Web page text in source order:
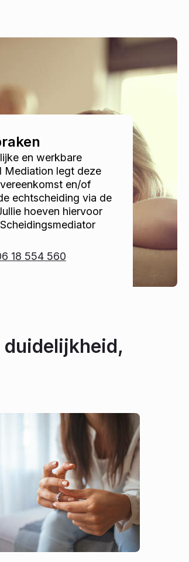
en werkbare
Mediation legt deze
en/of
echtscheiding via de
hoeven hiervoor
18 554 560